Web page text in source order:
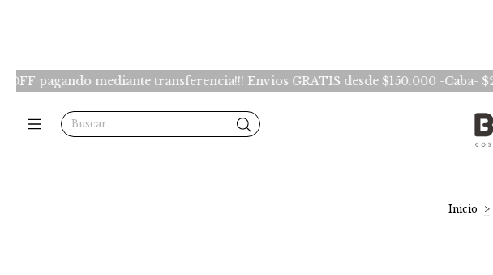
mediante transferencia!!! Envios GRATIS desde $150.000 -Caba- $200.000 -
Inicio >